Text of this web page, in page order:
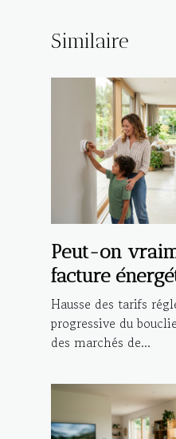
Similaire
Peut-on
facture
compromis ?
Hausse des tarifs
progressive du
des marchés de...